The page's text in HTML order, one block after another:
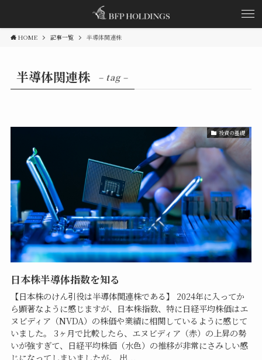
HOME 記事一覧 半導体関連株
半導体関連株 – tag –
投資の基礎
日本株半導体指数を知る
【日本株のけん引役は半導体関連株である】 2024年に入ってか
ら顕著なように感じますが、日本株指数、特に日経平均株価はエ
ヌビディア（NVDA）の株価や業績に相関しているように感じて
いました。 3ヶ月で比較したら、エヌビディア（赤）の上昇の勢
いが強すぎて、日経平均株価（水色）の推移が非常にさみしい感